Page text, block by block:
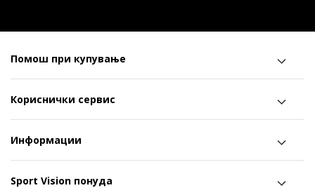
Помош при купување
Кориснички сервис
Информации
Sport Vision понуда